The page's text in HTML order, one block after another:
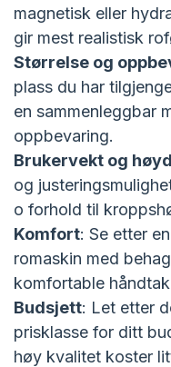
magnetisk eller
gir mest realistisk
Størrelse og
plass du har
en sammenleggbar
oppbevaring.
Brukervekt og
og
o forhold til
Komfort: Se etter
romaskin med
komfortable
Budsjett: Let etter
prisklasse for ditt
høy kvalitet koster